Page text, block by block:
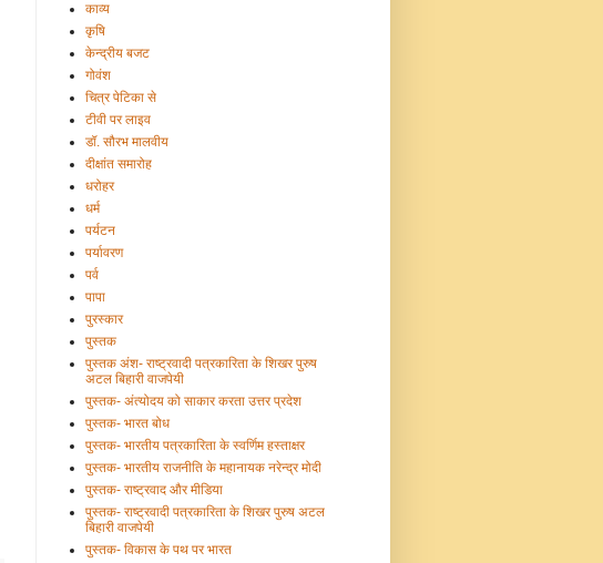
काव्य
कृषि
केन्द्रीय बजट
गोवंश
चित्र पेटिका से
टीवी पर लाइव
डॉ. सौरभ मालवीय
दीक्षांत समारोह
धरोहर
धर्म
पर्यटन
पर्यावरण
पर्व
पापा
पुरस्कार
पुस्तक
पुस्तक अंश- राष्ट्रवादी पत्रकारिता के शिखर पुरुष
अटल बिहारी वाजपेयी
पुस्तक- अंत्योदय को साकार करता उत्तर प्रदेश
पुस्तक- भारत बोध
पुस्तक- भारतीय पत्रकारिता के स्वर्णिम हस्ताक्षर
पुस्तक- भारतीय राजनीति के महानायक नरेन्द्र मोदी
पुस्तक- राष्ट्रवाद और मीडिया
पुस्तक- राष्ट्रवादी पत्रकारिता के शिखर पुरुष अटल
बिहारी वाजपेयी
पुस्तक- विकास के पथ पर भारत